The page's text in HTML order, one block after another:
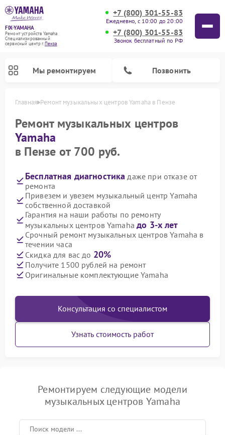
FIX-YAMAHA
Ремонт устройств Yamaha
Специализированный
cервисный центр г.Пенза
+7 (800) 301-55-83
Ежедневно, с 10:00 до 20:00
+7 (800) 301-55-83
Звонок бесплатный по РФ
Мы ремонтируем Позвонить
Главная Ремонт музыкальных центров Yamaha в Пензе
Ремонт музыкальных центров
Yamaha
в Пензе от 700 руб.
Бесплатная диагностика даже при отказе от
ремонта
Привезем и увезем музыкальный центр Yamaha
собственной доставкой
Гарантия на наши работы по ремонту
музыкальных центров Yamahaдо 3-х лет
Срочный ремонт музыкальных центров Yamaha в
течении часа
Скидка для вас до 20%
Получите 1500 рублей на ремонт
Оригинальные комплектующие Yamaha
Консультация со специалистом
Узнать стоимость работ
Ремонтируем следующие модели
музыкальных центров Yamaha